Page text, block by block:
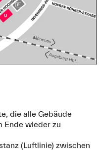
die alle Gebäude
Ende wieder zu
(Luftlinie) zwischen